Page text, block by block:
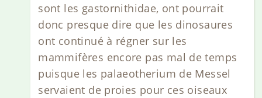
sont les gastornithidae, ont pourrait
donc presque dire que les dinosaures
ont continué à régner sur les
mammifères encore pas mal de temps
puisque les palaeotherium de Messel
servaient de proies pour ces oiseaux